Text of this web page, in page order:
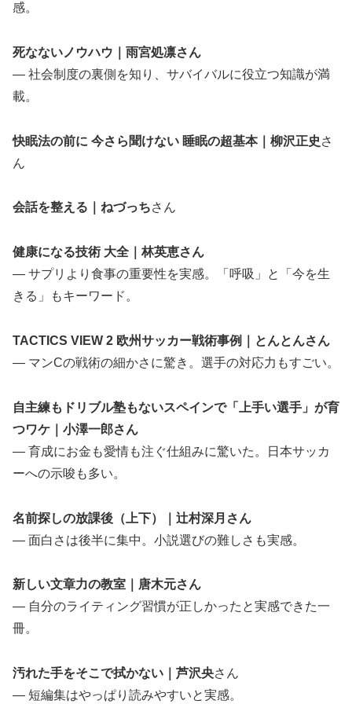
感。
死なないノウハウ｜雨宮処凛さん
— 社会制度の裏側を知り、サバイバルに役立つ知識が満
載。
快眠法の前に 今さら聞けない 睡眠の超基本｜柳沢正史 さ
ん
会話を整える｜ねづっちさん
健康になる技術 大全｜林英恵さん
— サプリより食事の重要性を実感。「呼吸」と「今を生
きる」もキーワード。
TACTICS VIEW 2 欧州サッカー戦術事例｜とんとんさん
— マンCの戦術の細かさに驚き。選手の対応力もすごい。
自主練もドリブル塾もないスペインで「上手い選手」が育
つワケ｜小澤一郎さん
— 育成にお金も愛情も注ぐ仕組みに驚いた。日本サッカ
ーへの示唆も多い。
名前探しの放課後（上下）｜辻村深月さん
— 面白さは後半に集中。小説選びの難しさも実感。
新しい文章力の教室｜唐木元さん
— 自分のライティング習慣が正しかったと実感できた一
冊。
汚れた手をそこで拭かない｜芦沢央さん
— 短編集はやっぱり読みやすいと実感。